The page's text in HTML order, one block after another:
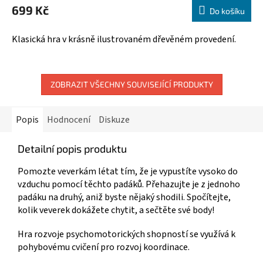
699 Kč Do košíku
Klasická hra v krásně ilustrovaném dřevěném provedení.
ZOBRAZIT VŠECHNY SOUVISEJÍCÍ PRODUKTY
Popis Hodnocení Diskuze
Detailní popis produktu
Pomozte veverkám létat tím, že je vypustíte vysoko do
vzduchu pomocí těchto padáků. Přehazujte je z jednoho
padáku na druhý, aniž byste nějaký shodili.Spočítejte,
kolik veverek dokážete chytit, a sečtěte své body!
Hra rozvoje psychomotorických shopností se využívá k
pohybovému cvičení pro rozvoj koordinace.